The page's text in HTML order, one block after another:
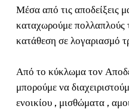
Μέσα από τις αποδείξεις
καταχωρούμε πολλαπλούς
κατάθεση σε λογαριασμό
Από το κύκλωμα τον
μπορούμε να
ενοικίου , μισθώματα ,